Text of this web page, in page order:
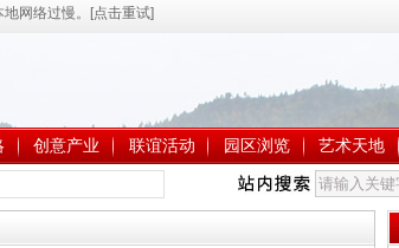
创意产业 联谊活动 园区浏览 艺术天地